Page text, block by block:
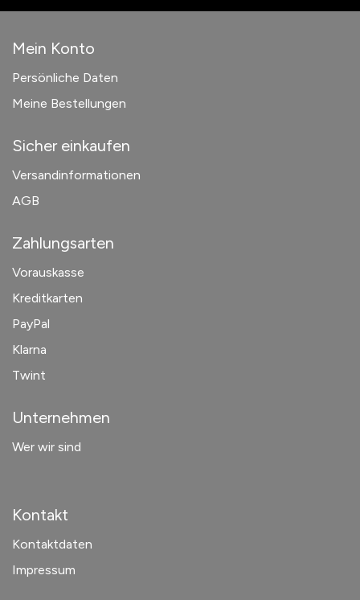
Mein Konto
Persönliche Daten
Meine Bestellungen
Sicher einkaufen
Versandinformationen
AGB
Zahlungsarten
Vorauskasse
Kreditkarten
PayPal
Klarna
Twint
Unternehmen
Wer wir sind
Kontakt
Kontaktdaten
Impressum